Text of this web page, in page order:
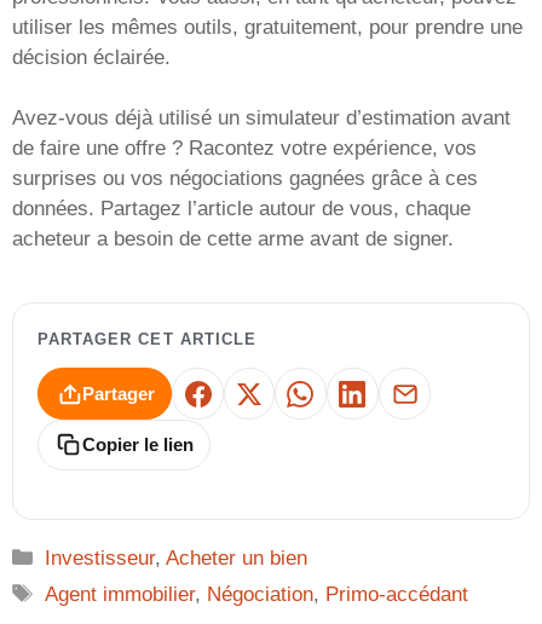
utiliser les mêmes outils, gratuitement, pour prendre une
décision éclairée.
Avez-vous déjà utilisé un simulateur d’estimation avant
de faire une offre ? Racontez votre expérience, vos
surprises ou vos négociations gagnées grâce à ces
données. Partagez l’article autour de vous, chaque
acheteur a besoin de cette arme avant de signer.
PARTAGER CET ARTICLE
Partager Facebook
X WhatsAppLinkedInE-mail
Copier le lien
Catégories
Investisseur,Acheter un bien
Étiquettes
Agent immobilier, Négociation, Primo-accédant